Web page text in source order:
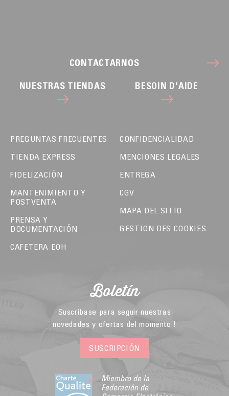
CONTACTARNOS
NUESTRAS TIENDAS BESOIN D'AIDE
PREGUNTAS FRECUENTES
TIENDA EXPRESS
FIDELIZACIÓN
MANTENIMIENTO Y
POSTVENTA
PRENSA Y
DOCUMENTACIÓN
CAFETERA EOH
CONFIDENCIALIDAD
MENCIONES LEGALES
ENTREGA
CGV
MAPA DEL SITIO
GESTION DES COOKIES
Boletín
Suscríbase para seguir nuestras
novedades y ofertas del momento !
SUSCRIPCIÓN
Miembro de la
Federación de